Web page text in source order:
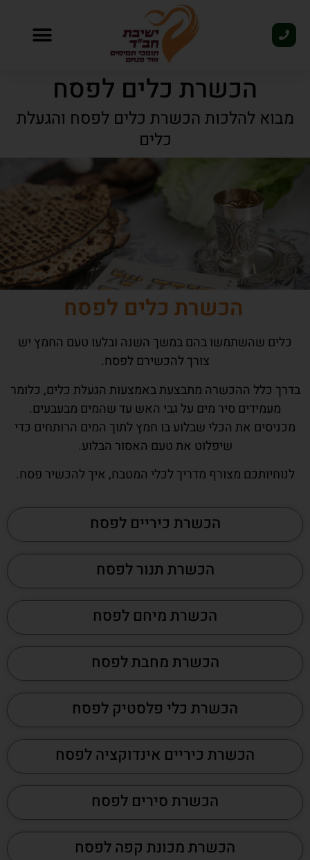
הכשרת כלים לפסח
מבוא להלכות הכשרת כלים לפסח והגעלת
כלים
הכשרת כלים לפסח
כלים שהשתמשו בהם במשך השנה ובלעו טעם החמץ יש
צורך להכשירם לפסח.
בדרך כלל ההכשרה מתבצעת באמצעות הגעלת כלים, כלומר
מעמידים סיר מים על גבי האש עד שהמים מבעבעים.
מכניסים את הכלי שבלוע בו חמץ לתוך המים הרותחים כדי
שיפלוט את טעם האסור הבלוע.
לנוחיותכם מצורף מדריך לכלי המטבח, איך להכשיר פסח.
הכשרת כיריים לפסח
הכשרת תנור לפסח
הכשרת מיחם לפסח
הכשרת מחבת לפסח
הכשרת כלי פלסטיק לפסח
הכשרת כיריים אינדוקציה לפסח
הכשרת סירים לפסח
הכשרת מכונת קפה לפסח